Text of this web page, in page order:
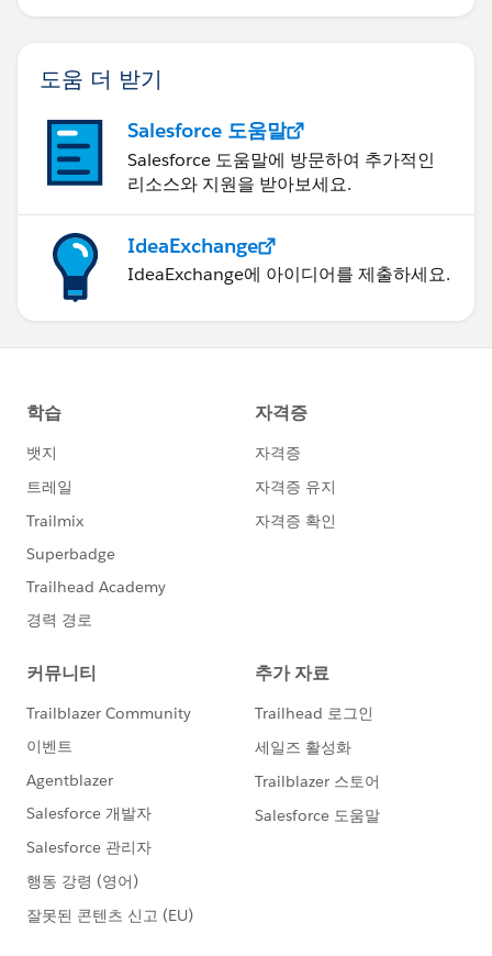
도움 더 받기
Salesforce 도움말
Salesforce 도움말에 방문하여 추가적인
리소스와 지원을 받아보세요.
IdeaExchange
IdeaExchange에 아이디어를 제출하세요.